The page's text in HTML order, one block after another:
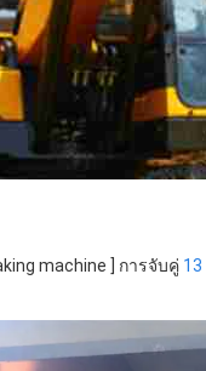
machine ] การจับคู่ 13